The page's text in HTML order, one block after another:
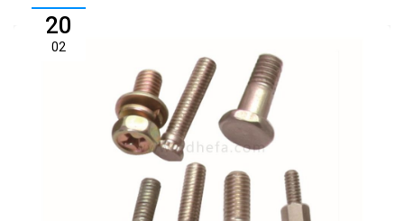
20
02